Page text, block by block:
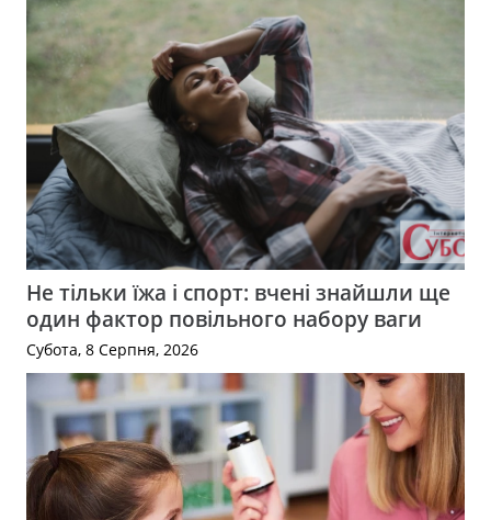
Не тільки їжа і спорт: вчені знайшли ще
один фактор повільного набору ваги
Субота, 8 Серпня, 2026